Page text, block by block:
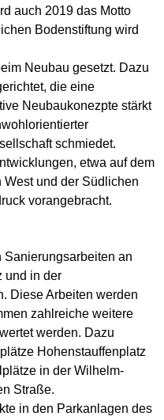
auch 2019 das Motto
Bodenstiftung wird
Neubau gesetzt. Dazu
die eine
Neubaukonezpte stärkt
schmiedet.
etwa auf dem
und der Südlichen
vorangebracht.
Sanierungsarbeiten an
und in der
Diese Arbeiten werden
zahlreiche weitere
werden. Dazu
Hohenstauffenplatz
in der Wilhelm-
Straße.
in den Parkanlagen des